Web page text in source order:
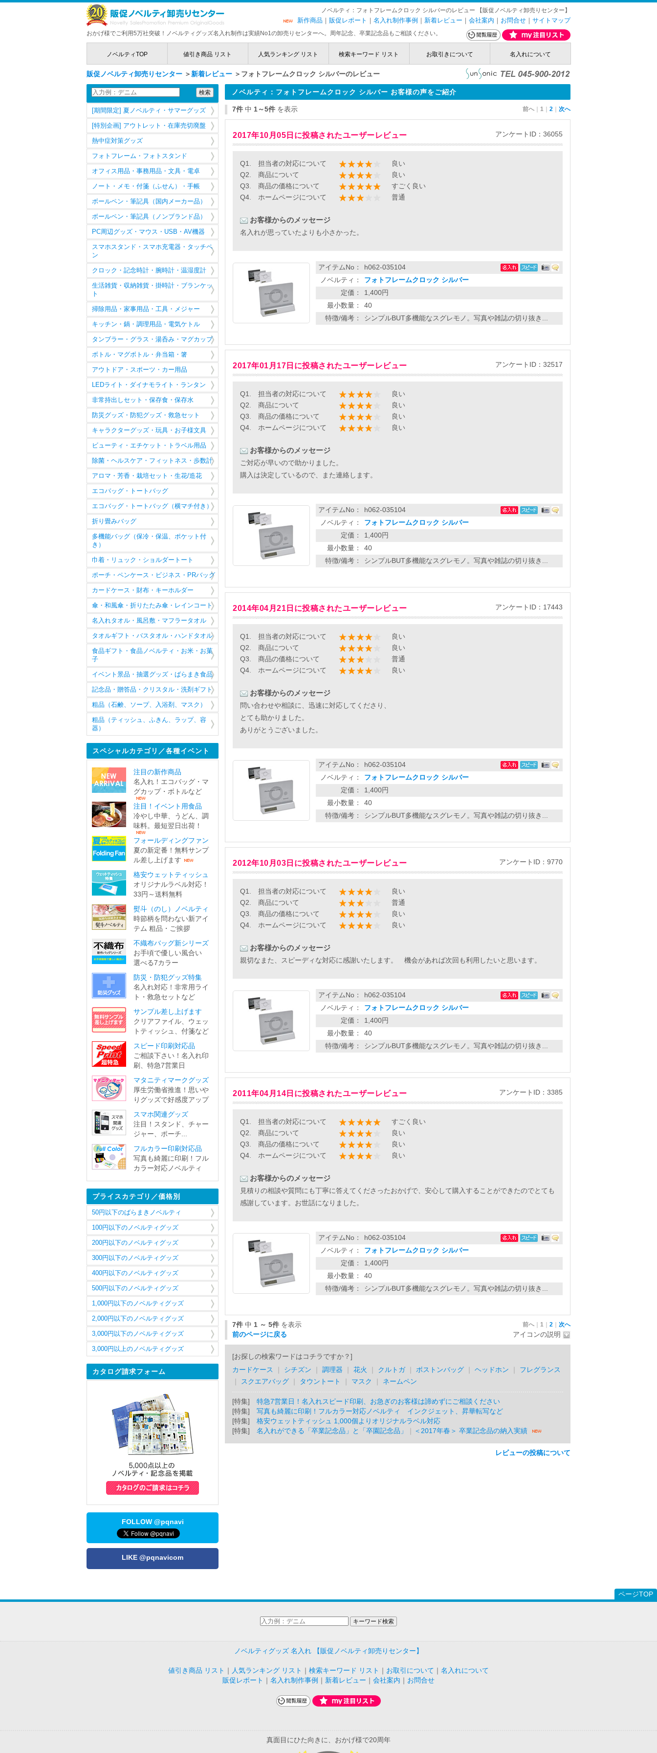
ノベルティ：フォトフレームクロック シルバーのレビュー 【販促ノベルティ卸売りセンター】
新作商品 ｜ 販促レポート ｜ 名入れ制作事例 ｜ 新着レビュー ｜ 会社案内 ｜ お問合せ ｜ サイトマップ
おかげ様でご利用5万社突破！ノベルティグッズ名入れ制作は実績No1の卸売りセンターへ。周年記念、卒業記念品もご相談ください。
ノベルティTOP 値引き商品 リスト 人気ランキング リスト 検索キーワード リスト お取引きについて 名入れについて
販促ノベルティ卸売りセンター ＞ 新着レビュー ＞フォトフレームクロック シルバーのレビュー
ノベルティ：フォトフレームクロック シルバー お客様の声をご紹介
7件 中 1～5件 を表示 前へ 1 2 次へ
アンケートID：36055
2017年10月05日に投稿されたユーザーレビュー
Q1. 担当者の対応について
良い
Q2. 商品について
良い
Q3. 商品の価格について
すごく良い
Q4. ホームページについて
普通
お客様からのメッセージ
名入れが思っていたよりも小さかった。
アイテムNo：
h062-035104
ノベルティ：
フォトフレームクロック シルバー
定価：
1,400円
最小数量：
40
特徴/備考：
シンプルBUT多機能なスグレモノ。写真や雑誌の切り抜き...
アンケートID：32517
2017年01月17日に投稿されたユーザーレビュー
Q1. 担当者の対応について
良い
Q2. 商品について
良い
Q3. 商品の価格について
良い
Q4. ホームページについて
良い
お客様からのメッセージ
ご対応が早いので助かりました。
購入は決定しているので、また連絡します。
アイテムNo：
h062-035104
ノベルティ：
フォトフレームクロック シルバー
定価：
1,400円
最小数量：
40
特徴/備考：
シンプルBUT多機能なスグレモノ。写真や雑誌の切り抜き...
アンケートID：17443
2014年04月21日に投稿されたユーザーレビュー
Q1. 担当者の対応について
良い
Q2. 商品について
良い
Q3. 商品の価格について
普通
Q4. ホームページについて
良い
お客様からのメッセージ
問い合わせや相談に、迅速に対応してくださり、
とても助かりました。
ありがとうございました。
アイテムNo：
h062-035104
ノベルティ：
フォトフレームクロック シルバー
定価：
1,400円
最小数量：
40
特徴/備考：
シンプルBUT多機能なスグレモノ。写真や雑誌の切り抜き...
アンケートID：9770
2012年10月03日に投稿されたユーザーレビュー
Q1. 担当者の対応について
良い
Q2. 商品について
普通
Q3. 商品の価格について
良い
Q4. ホームページについて
良い
お客様からのメッセージ
親切なまた、スピーディな対応に感謝いたします。 機会があれば次回も利用したいと思います。
アイテムNo：
h062-035104
ノベルティ：
フォトフレームクロック シルバー
定価：
1,400円
最小数量：
40
特徴/備考：
シンプルBUT多機能なスグレモノ。写真や雑誌の切り抜き...
アンケートID：3385
2011年04月14日に投稿されたユーザーレビュー
Q1. 担当者の対応について
すごく良い
Q2. 商品について
良い
Q3. 商品の価格について
良い
Q4. ホームページについて
良い
お客様からのメッセージ
見積りの相談や質問にも丁寧に答えてくださったおかげで、安心して購入することができたのでとても
感謝しています。お世話になりました。
アイテムNo：
h062-035104
ノベルティ：
フォトフレームクロック シルバー
定価：
1,400円
最小数量：
40
特徴/備考：
シンプルBUT多機能なスグレモノ。写真や雑誌の切り抜き...
7件 中 1 ～ 5件 を表示 前へ 1 2 次へ
前のページに戻る アイコンの説明
[お探しの検索ワードはコチラですか？]
カードケース
シチズン 調理器 花火 クルトガ｜ ボストンバッグ ヘッドホン
フレグランス
スクエアバッグ タウントート マスク ネームペン
[特集] 特急7営業日！名入れスピード印刷、お急ぎのお客様は諦めずにご相談ください
[特集] 写真も綺麗に印刷！フルカラー対応ノベルティ インクジェット、昇華転写など
[特集] 格安ウェットティッシュ 1,000個よりオリジナルラベル対応
[特集] 名入れができる「卒業記念品」と「卒園記念品」 ＜2017年春＞ 卒業記念品の納入実績
レビューの投稿について
[期間限定] 夏ノベルティ・サマーグッズ
[特別企画] アウトレット・在庫売切廃盤
熱中症対策グッズ
フォトフレーム・フォトスタンド
オフィス用品・事務用品・文具・電卓
ノート・メモ・付箋（ふせん）・手帳
ボールペン・筆記具（国内メーカー品）
ボールペン・筆記具（ノンブランド品）
PC周辺グッズ・マウス・USB・AV機器
スマホスタンド・スマホ充電器・タッチペ
ン
クロック・記念時計・腕時計・温湿度計
生活雑貨・収納雑貨・掛時計・ブランケッ
ト
掃除用品・家事用品・工具・メジャー
キッチン・鍋・調理用品・電気ケトル
タンブラー・グラス・湯呑み・マグカップ
ボトル・マグボトル・弁当箱・箸
アウトドア・スポーツ・カー用品
LEDライト・ダイナモライト・ランタン
非常持出しセット・保存食・保存水
防災グッズ・防犯グッズ・救急セット
キャラクターグッズ・玩具・お子様文具
ビューティ・エチケット・トラベル用品
除菌・ヘルスケア・フィットネス・歩数計
アロマ・芳香・栽培セット・生花/造花
エコバッグ・トートバッグ
エコバッグ・トートバッグ（横マチ付き）
折り畳みバッグ
多機能バッグ（保冷・保温、ポケット付
き）
巾着・リュック・ショルダートート
ポーチ・ペンケース・ビジネス・PRバッグ
カードケース・財布・キーホルダー
傘・和風傘・折りたたみ傘・レインコート
名入れタオル・風呂敷・マフラータオル
タオルギフト・バスタオル・ハンドタオル
食品ギフト・食品ノベルティ・お米・お菓
子
イベント景品・抽選グッズ・ばらまき食品
記念品・贈答品・クリスタル・洗剤ギフト
粗品（石鹸、ソープ、入浴剤、マスク）
粗品（ティッシュ、ふきん、ラップ、容
器）
スペシャルカテゴリ／各種イベント
注目の新作商品
名入れ！エコバッグ・マ
グカップ・ボトルなど
注目！イベント用食品
冷やし中華、うどん、調
味料。最短翌日出荷！
フォールディングファン
夏の新定番！無料サンプ
ル差し上げます
格安ウェットティッシュ
オリジナルラベル対応！
33円～送料無料
熨斗（のし）ノベルティ
時節柄を問わない新アイ
テム 粗品・ご挨拶
不織布バッグ新シリーズ
お手頃で優しい風合い
選べる7カラー
防災・防犯グッズ特集
名入れ対応！非常用ライ
ト・救急セットなど
サンプル差し上げます
クリアファイル、ウェッ
トティッシュ、付箋など
スピード印刷対応品
ご相談下さい！名入れ印
刷、特急7営業日
マタニティマークグッズ
厚生労働省推進！思いや
りグッズで好感度アップ
スマホ関連グッズ
注目！スタンド、チャー
ジャー、ポーチ...
フルカラー印刷対応品
写真も綺麗に印刷！フル
カラー対応ノベルティ
プライスカテゴリ／価格別
50円以下のばらまきノベルティ
100円以下のノベルティグッズ
200円以下のノベルティグッズ
300円以下のノベルティグッズ
400円以下のノベルティグッズ
500円以下のノベルティグッズ
1,000円以下のノベルティグッズ
2,000円以下のノベルティグッズ
3,000円以下のノベルティグッズ
3,000円以上のノベルティグッズ
カタログ請求フォーム
FOLLOW @pqnavi
LIKE @pqnavicom
ページTOP
ノベルティグッズ 名入れ 【販促ノベルティ卸売りセンター】
値引き商品 リスト 人気ランキング リスト 検索キーワード リスト お取引について
名入れについて
販促レポート
名入れ制作事例 新着レビュー 会社案内 お問合せ
真面目にひた向きに、おかげ様で20周年